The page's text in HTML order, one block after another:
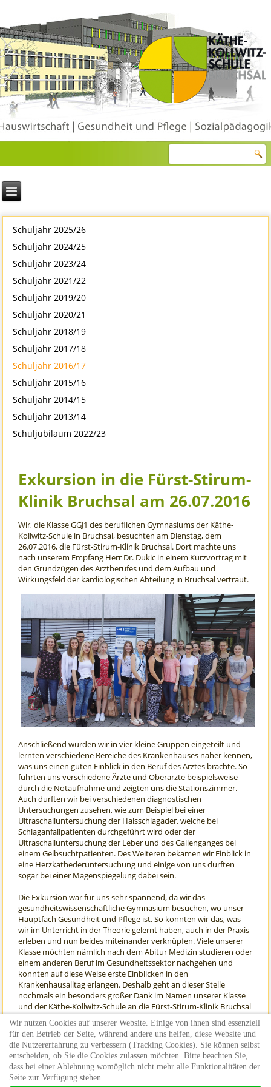
Schuljahr 2025/26
Schuljahr 2024/25
Schuljahr 2023/24
Schuljahr 2021/22
Schuljahr 2019/20
Schuljahr 2020/21
Schuljahr 2018/19
Schuljahr 2017/18
Schuljahr 2016/17
Schuljahr 2015/16
Schuljahr 2014/15
Schuljahr 2013/14
Schuljubiläum 2022/23
Exkursion in die Fürst-Stirum-
Klinik Bruchsal am 26.07.2016
Wir, die Klasse GGJ1 des beruflichen Gymnasiums der Käthe-
Kollwitz-Schule in Bruchsal, besuchten am Dienstag, dem
26.07.2016, die Fürst-Stirum-Klinik Bruchsal. Dort machte uns
nach unserem Empfang Herr Dr. Dukic in einem Kurzvortrag mit
den Grundzügen des Arztberufes und dem Aufbau und
Wirkungsfeld der kardiologischen Abteilung in Bruchsal vertraut.
Anschließend wurden wir in vier kleine Gruppen eingeteilt und
lernten verschiedene Bereiche des Krankenhauses näher kennen,
was uns einen guten Einblick in den Beruf des Arztes brachte. So
führten uns verschiedene Ärzte und Oberärzte beispielsweise
durch die Notaufnahme und zeigten uns die Stationszimmer.
Auch durften wir bei verschiedenen diagnostischen
Untersuchungen zusehen, wie zum Beispiel bei einer
Ultraschalluntersuchung der Halsschlagader, welche bei
Schlaganfallpatienten durchgeführt wird oder der
Ultraschalluntersuchung der Leber und des Gallenganges bei
einem Gelbsuchtpatienten. Des Weiteren bekamen wir Einblick in
eine Herzkathederuntersuchung und einige von uns durften
sogar bei einer Magenspiegelung dabei sein.
Die Exkursion war für uns sehr spannend, da wir das
gesundheitswissenschaftliche Gymnasium besuchen, wo unser
Hauptfach Gesundheit und Pflege ist. So konnten wir das, was
wir im Unterricht in der Theorie gelernt haben, auch in der Praxis
erleben und nun beides miteinander verknüpfen. Viele unserer
Klasse möchten nämlich nach dem Abitur Medizin studieren oder
einem anderen Beruf im Gesundheitssektor nachgehen und
konnten auf diese Weise erste Einblicken in den
Krankenhausalltag erlangen. Deshalb geht an dieser Stelle
nochmals ein besonders großer Dank im Namen unserer Klasse
und der Käthe-Kollwitz-Schule an die Fürst-Stirum-Klinik Bruchsal
und die uns betreuenden Ärzte, dass sie uns diese tolle
Möglichkeit bieten konnten und sich die Zeit für uns genommen
haben. Wir hoffen, dass sie auch weiterhin mit uns kooperieren
und noch weitere Klassen in den Genuss einer solchen Exkursion
kommen dürfen.
Wir nutzen Cookies auf unserer Website. Einige von ihnen sind essenziell
für den Betrieb der Seite, während andere uns helfen, diese Website und
die Nutzererfahrung zu verbessern (Tracking Cookies). Sie können selbst
entscheiden, ob Sie die Cookies zulassen möchten. Bitte beachten Sie,
dass bei einer Ablehnung womöglich nicht mehr alle Funktionalitäten der
Seite zur Verfügung stehen.